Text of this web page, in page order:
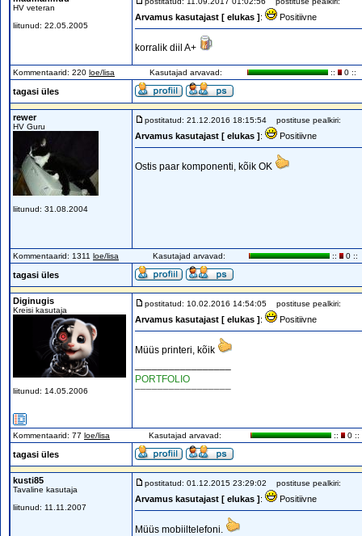
HV veteran
liitunud: 22.05.2005
Arvamus kasutajast [ elukas ]: Positiivne
korralik diil A+
Kommentaarid: 220 loe/lisa Kasutajad arvavad: :: 0 ::
tagasi üles
rewer
HV Guru
liitunud: 31.08.2004
postitatud: 21.12.2016 18:15:54 postituse pealkiri:
Arvamus kasutajast [ elukas ]: Positiivne
Ostis paar komponenti, kõik OK
Kommentaarid: 1311 loe/lisa Kasutajad arvavad: :: 0 ::
tagasi üles
Diginugis
Kreisi kasutaja
liitunud: 14.05.2006
postitatud: 10.02.2016 14:54:05 postituse pealkiri:
Arvamus kasutajast [ elukas ]: Positiivne
Müüs printeri, kõik
PORTFOLIO
Kommentaarid: 77 loe/lisa Kasutajad arvavad: :: 0 ::
tagasi üles
kusti85
Tavaline kasutaja
liitunud: 11.11.2007
postitatud: 01.12.2015 23:29:02 postituse pealkiri:
Arvamus kasutajast [ elukas ]: Positiivne
Müüs mobiiltelefoni.